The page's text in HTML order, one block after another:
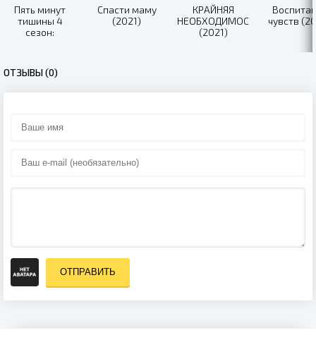
Пять минут
тишины 4
сезон:
Спасти маму
(2021)
КРАЙНЯЯ
НЕОБХОДИМОСТЬ
(2021)
чувств
ОТЗЫВЫ (0)
ОТПРАВИТЬ